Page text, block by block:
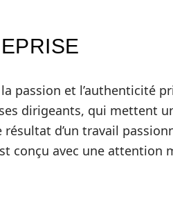
passion et l’authenticité
dirigeants, qui mettent
d’un travail
conçu avec une attention